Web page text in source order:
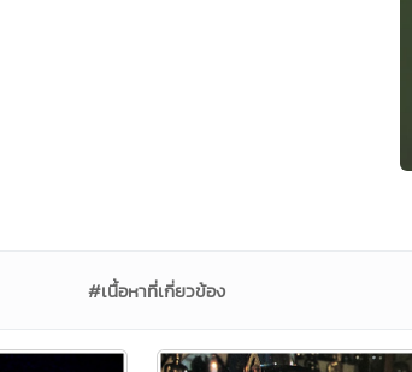
#เนื้อหาที่เกี่ยวข้อง